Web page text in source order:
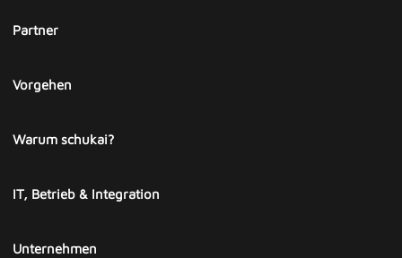
Partner
Vorgehen
Warum schukai?
IT, Betrieb & Integration
Unternehmen